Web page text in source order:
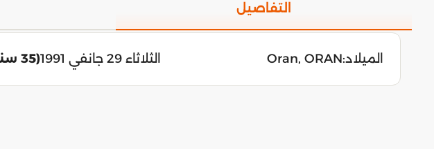
التفاصيل
الميلاد:Oran, ORAN الثلاثاء 29 جانفي 1991 (35 سنة)